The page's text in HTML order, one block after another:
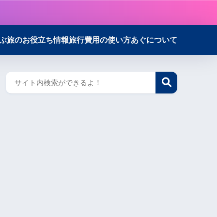
旅のお役立ち情報旅行費用の使い方あぐについて